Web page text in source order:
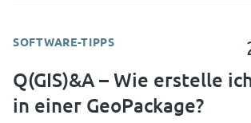
SOFTWARE-TIPPS
Q(GIS)&A – Wie erstelle
in einer GeoPackage?